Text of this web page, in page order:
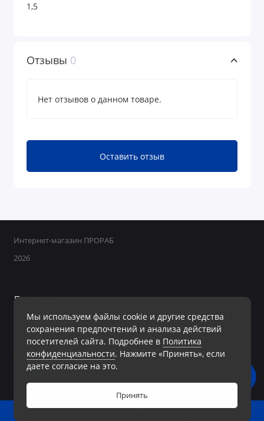
0
1,5
Отзывы 0
Нет отзывов о данном товаре.
Оставить отзыв
Мы используем файлы cookie и другие средства
сохранения предпочтений и анализа действий
посетителей сайта. Подробнее в Политика
конфиденциальности. Нажмите «Принять», если
даете согласие на это.
Принять
Интернет-магазин ПРОРАБ
2026
Поддержка
+7 950 800-40-09
Ежедневно с 8:00 до 19:00 Без перерывов и выходных
Мы в сети